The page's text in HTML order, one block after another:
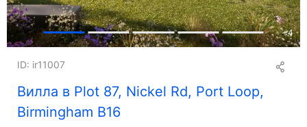
+4
Вилла в Plot 87, Nickel Rd, Port Loop,
Birmingham B16
ID: ir11007